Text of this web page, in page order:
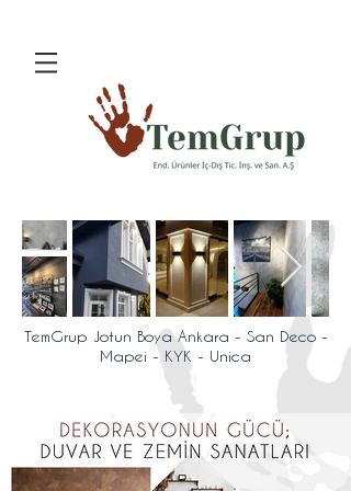
TemGrup Jotun Boya Ankara - San Deco -
Mapei - KYK - Unica